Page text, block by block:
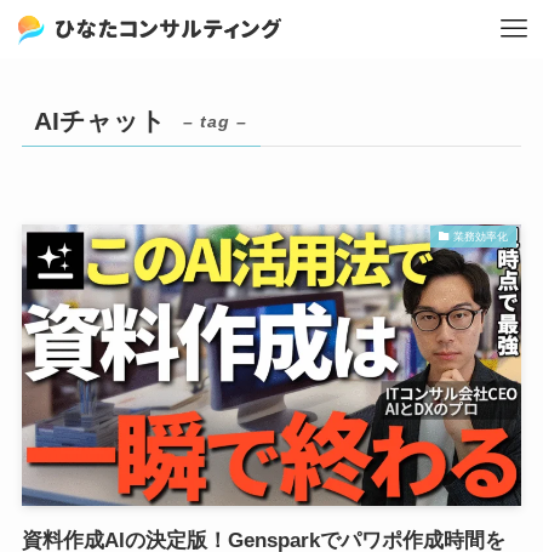
AIチャット – tag –
業務効率化
資料作成AIの決定版！Gensparkでパワポ作成時間を